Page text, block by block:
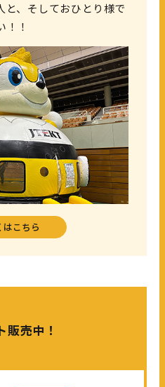
と、そしておひとり様で
！！
はこちら
販売中！